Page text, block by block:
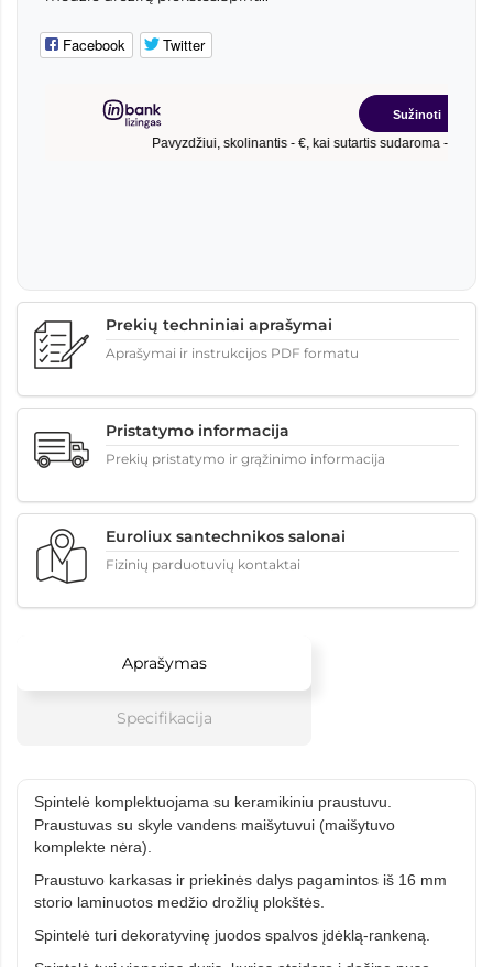
Facebook Twitter
Prekių techniniai aprašymai
Aprašymai ir instrukcijos PDF formatu
Pristatymo informacija
Prekių pristatymo ir grąžinimo informacija
Euroliux santechnikos salonai
Fizinių parduotuvių kontaktai
Aprašymas
Specifikacija
Spintelė komplektuojama su keramikiniu praustuvu.
Praustuvas su skyle vandens maišytuvui (maišytuvo
komplekte nėra).
Praustuvo karkasas ir priekinės dalys pagamintos iš 16 mm
storio laminuotos medžio drožlių plokštės.
Spintelė turi dekoratyvinę juodos spalvos įdėklą-rankeną.